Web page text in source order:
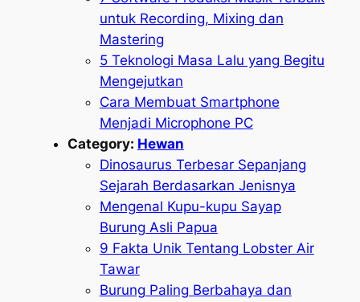
untuk Recording, Mixing dan
Mastering
5 Teknologi Masa Lalu yang Begitu
Mengejutkan
Cara Membuat Smartphone
Menjadi Microphone PC
Category: Hewan
Dinosaurus Terbesar Sepanjang
Sejarah Berdasarkan Jenisnya
Mengenal Kupu-kupu Sayap
Burung Asli Papua
9 Fakta Unik Tentang Lobster Air
Tawar
Burung Paling Berbahaya dan